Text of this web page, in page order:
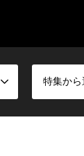
特集から